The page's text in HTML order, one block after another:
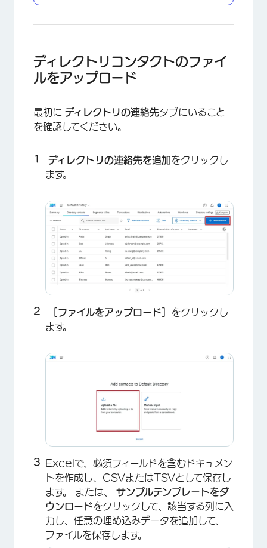
ディレクトリコンタクトのファイ
ルをアップロード
最初に ディレクトリの連絡先タブにいること
を確認してください。
ディレクトリの連絡先を追加をクリックし
ます。
［ファイルをアップロード］ をクリックし
ます。
Excelで、必須フィールドを含むドキュメン
トを作成し、CSVまたはTSVとして保存し
ます。 または、 サンプルテンプレートをダ
ウンロードをクリックして、該当する列に入
力し、任意の埋め込みデータを追加して、
ファイルを保存します。